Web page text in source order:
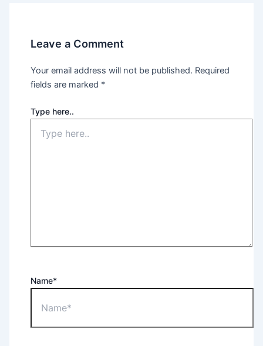
Leave a Comment
Your email address will not be published. Required
fields are marked *
Type here..
Name*